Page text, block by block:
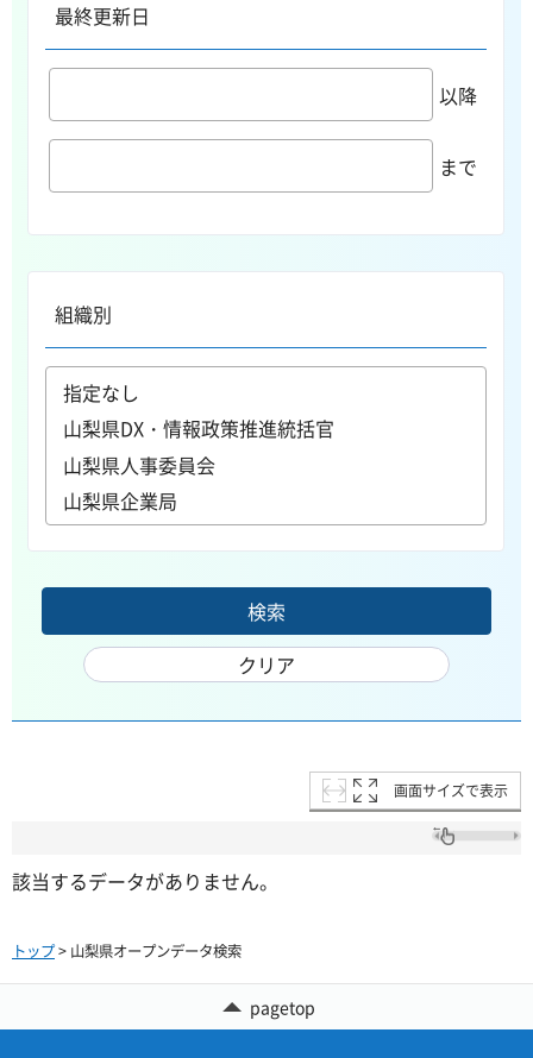
最終更新日
以降
まで
組織別
画面サイズで表示
該当するデータがありません。
トップ> 山梨県オープンデータ検索
pagetop